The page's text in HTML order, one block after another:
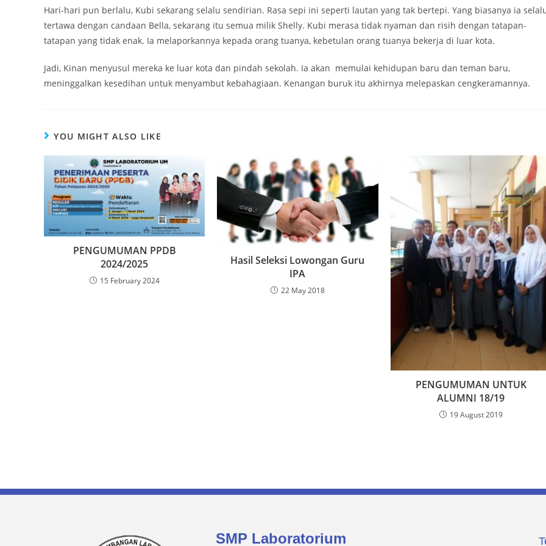
Hari-hari pun berlalu, Kubi sekarang selalu sendirian. Rasa sepi ini seperti lautan yang tak bertepi. Yang biasanya ia
tertawa dengan candaan Bella, sekarang itu semua milik Shelly. Kubi merasa tidak nyaman dan risih dengan tatapan-
tatapan yang tidak enak. Ia melaporkannya kepada orang tuanya, kebetulan orang tuanya bekerja di luar kota.
Jadi, Kinan menyusul mereka ke luar kota dan pindah sekolah. Ia akan memulai kehidupan baru dan teman baru,
meninggalkan kesedihan untuk menyambut kebahagiaan. Kenangan buruk itu akhirnya melepaskan cengkeramannya.
YOU MIGHT ALSO LIKE
PENGUMUMAN PPDB
2024/2025
15 February 2024
Hasil Seleksi Lowongan Guru
IPA
22 May 2018
PENGUMUMAN UNTUK
ALUMNI 18/19
19 August 2019
SMP Laboratorium